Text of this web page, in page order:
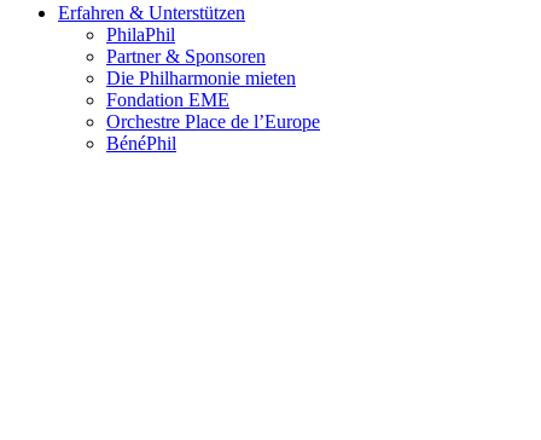
Erfahren & Unterstützen
PhilaPhil
Partner & Sponsoren
Die Philharmonie mieten
Fondation EME
Orchestre Place de l’Europe
BénéPhil